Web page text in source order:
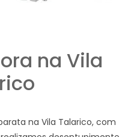
na Vila
na Vila Talarico, com